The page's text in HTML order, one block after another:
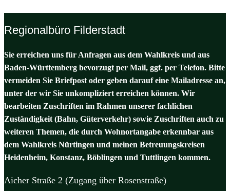
Regionalbüro Filderstadt
Sie erreichen uns für Anfragen aus dem Wahlkreis und aus
Baden-Württemberg bevorzugt per Mail, ggf. per Telefon. Bitte
vermeiden Sie Briefpost oder geben darauf eine Mailadresse an,
unter der wir Sie unkompliziert erreichen können. Wir
bearbeiten Zuschriften im Rahmen unserer fachlichen
Zuständigkeit (Bahn, Güterverkehr) sowie Zuschriften auch zu
weiteren Themen, die durch Wohnortangabe erkennbar aus
dem Wahlkreis Nürtingen und meinen Betreuungskreisen
Heidenheim, Konstanz, Böblingen und Tuttlingen kommen.
Aicher Straße 2 (Zugang über Rosenstraße)